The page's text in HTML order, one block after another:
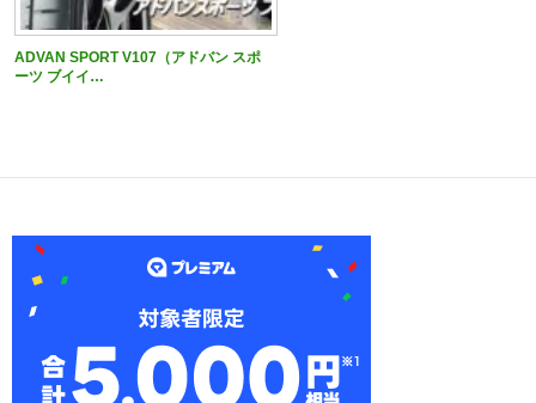
ADVAN SPORT V107（アドバン スポ
ーツ ブイイ…